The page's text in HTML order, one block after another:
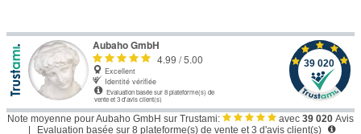
Note moyenne pour Aubaho GmbH sur Trustami: avec 39 020 Avis
Evaluation basée sur 8 plateforme(s) de vente et 3 d'avis client(s)